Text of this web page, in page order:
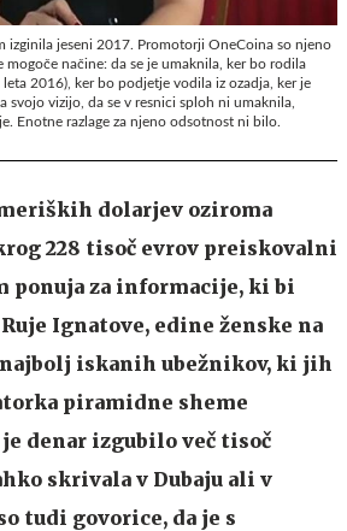
izginila jeseni 2017. Promotorji OneCoina so njeno
načine: da se je umaknila, ker bo rodila
leta 2016), ker bo podjetje vodila iz ozadja, ker je
svojo vizijo, da se v resnici sploh ni umaknila,
Enotne razlage za njeno odsotnost ni bilo.
dolarjev oziroma
228 tisoč evrov preiskovalni
ponuja za informacije, ki bi
Ignatove, edine ženske na
iskanih ubežnikov, ki jih
piramidne sheme
denar izgubilo več tisoč
skrivala v Dubaju ali v
tudi govorice, da je s